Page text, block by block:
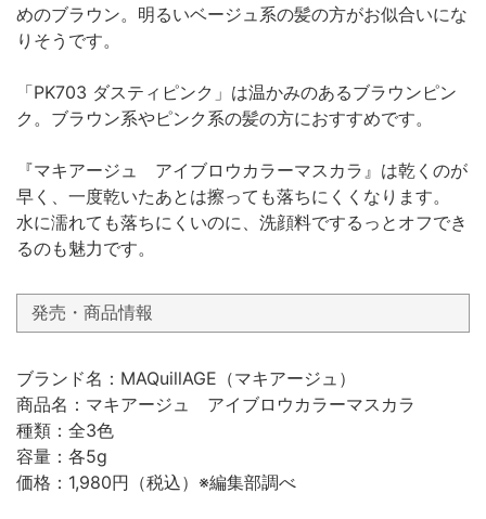
めのブラウン。明るいベージュ系の髪の方がお似合いにな
りそうです。
「PK703 ダスティピンク」は温かみのあるブラウンピン
ク。ブラウン系やピンク系の髪の方におすすめです。
『マキアージュ アイブロウカラーマスカラ』は乾くのが
早く、一度乾いたあとは擦っても落ちにくくなります。
水に濡れても落ちにくいのに、洗顔料でするっとオフでき
るのも魅力です。
発売・商品情報
ブランド名：MAQuillAGE（マキアージュ）
商品名：マキアージュ アイブロウカラーマスカラ
種類：全3色
容量：各5g
価格：1,980円（税込）※編集部調べ